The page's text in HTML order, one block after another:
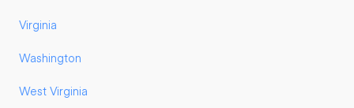
Virginia
Washington
West Virginia